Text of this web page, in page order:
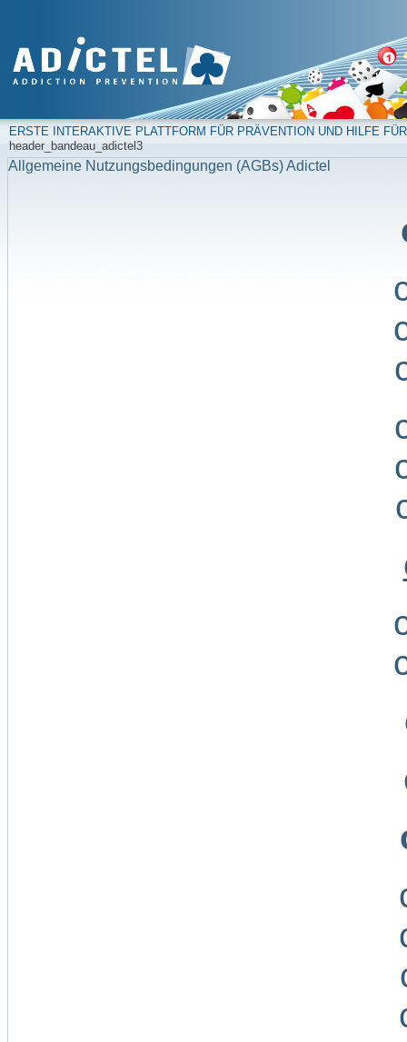
ERSTE INTERAKTIVE PLATTFORM FÜR PRÄVENTION UND HILFE
header_bandeau_adictel3
Allgemeine Nutzungsbedingungen (AGBs) Adictel